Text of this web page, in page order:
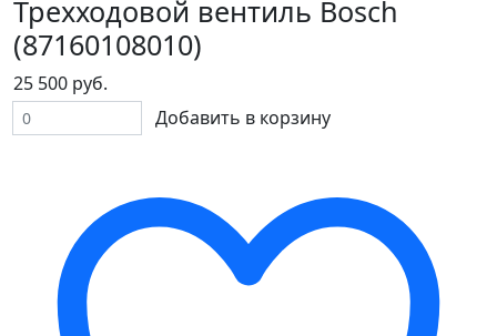
Трехходовой вентиль Bosch
(87160108010)
25 500 руб.
Добавить в корзину